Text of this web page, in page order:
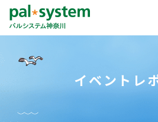
イベントレ